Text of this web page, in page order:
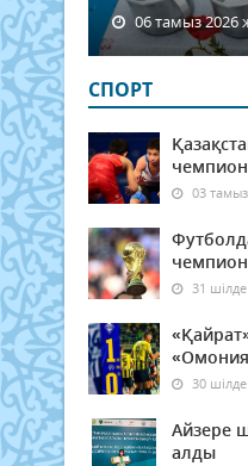
06 тамыз 2026
СПОРТ
03
31
30
Айзере
алды